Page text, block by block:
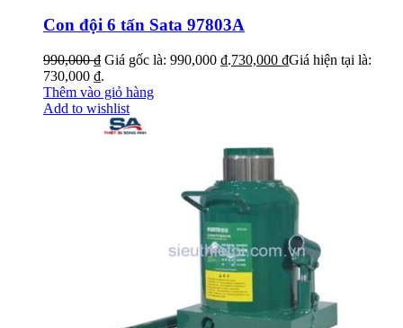
Con đội 6 tấn Sata 97803A
990,000₫ Giá gốc là: 990,000 ₫.730,000 ₫Giá hiện tại là:
730,000 ₫.
Thêm vào giỏ hàng
Add to wishlist